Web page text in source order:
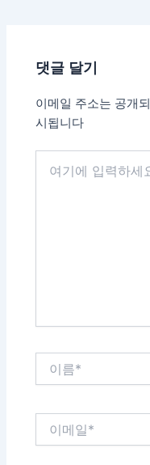
댓글 달기
이메일 주소는 공개
시됩니다